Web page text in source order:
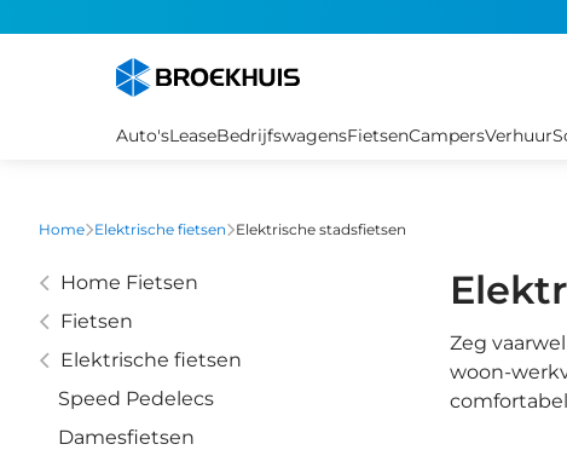
Auto'sLeaseBedrijfswagensFietsenCampersVerhuur
Home Elektrische fietsen Elektrische stadsfietsen
Home Fietsen
Fietsen
Elektrische fietsen
Speed Pedelecs
Damesfietsen
Zeg
woon-